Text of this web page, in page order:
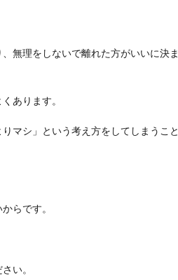
無理をしないで離れた方がいいに決ま
あります。
マシ」という考え方をしてしまうこと
らです。
い。